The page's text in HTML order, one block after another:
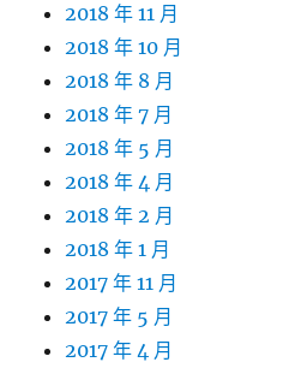
2018 年 11 月
2018 年 10 月
2018 年 8 月
2018 年 7 月
2018 年 5 月
2018 年 4 月
2018 年 2 月
2018 年 1 月
2017 年 11 月
2017 年 5 月
2017 年 4 月